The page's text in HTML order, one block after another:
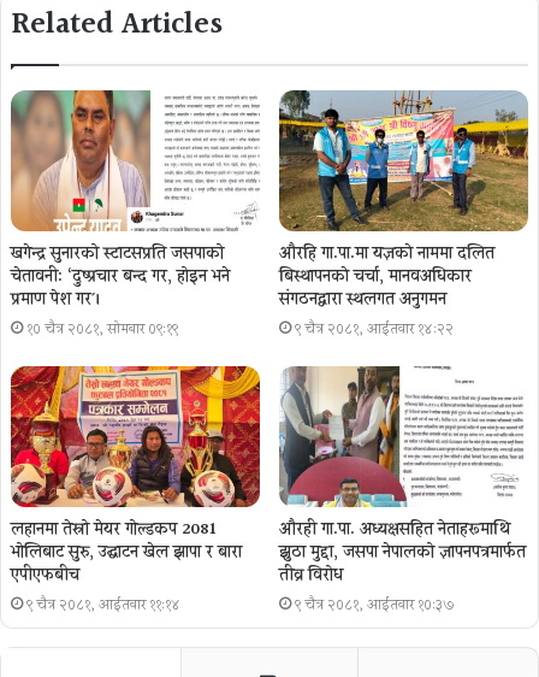
Related Articles
खगेन्द्र सुनारको स्टाटसप्रति जसपाको
चेतावनी: ‘दुष्प्रचार बन्द गर, होइन भने
प्रमाण पेश गर´।
१० चैत्र २०८१, सोमबार ०९:१९
औरहि गा.पा.मा यज्ञकाे नाममा दलित
बिस्थापनकाे चर्चा, मानवअधिकार
संगठनद्वारा स्थलगत अनुगमन
९ चैत्र २०८१, आईतवार १४:२२
लहानमा तेस्रो मेयर गोल्डकप 2081
भोलिबाट सुरु, उद्घाटन खेल झापा र बारा
एपीएफबीच
९ चैत्र २०८१, आईतवार ११:१४
औरही गा.पा. अध्यक्षसहित नेताहरूमाथि
झुठा मुद्दा, जसपा नेपालको ज्ञापनपत्रमार्फत
तीव्र विरोध
९ चैत्र २०८१, आईतवार १०:३७